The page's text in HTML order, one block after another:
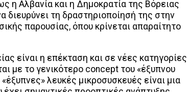
η Αλβανία και η Δημοκρατία της Βόρειας
διευρύνει τη δραστηριοποίησή της στην
παρουσίας, όπου κρίνεται απαραίτητο
είναι η επέκταση και σε νέες κατηγορίες
με το γενικότερο concept του «έξυπνου
λευκές μικροσυσκευές είναι μια